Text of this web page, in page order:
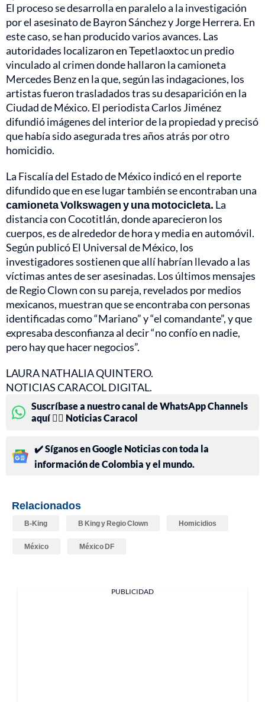
El proceso se desarrolla en paralelo a la investigación
por el asesinato de Bayron Sánchez y Jorge Herrera. En
este caso, se han producido varios avances. Las
autoridades localizaron en Tepetlaoxtoc un predio
vinculado al crimen donde hallaron la camioneta
Mercedes Benz en la que, según las indagaciones, los
artistas fueron trasladados tras su desaparición en la
Ciudad de México. El periodista Carlos Jiménez
difundió imágenes del interior de la propiedad y precisó
que había sido asegurada tres años atrás por otro
homicidio.
La Fiscalía del Estado de México indicó en el reporte
difundido que en ese lugar también se encontraban una
camioneta Volkswagen y una motocicleta. La
distancia con Cocotitlán, donde aparecieron los
cuerpos, es de alrededor de hora y media en automóvil.
Según publicó El Universal de México, los
investigadores sostienen que allí habrían llevado a las
víctimas antes de ser asesinadas. Los últimos mensajes
de Regio Clown con su pareja, revelados por medios
mexicanos, muestran que se encontraba con personas
identificadas como “Mariano” y “el comandante”, y que
expresaba desconfianza al decir “no confío en nadie,
pero hay que hacer negocios”.
LAURA NATHALIA QUINTERO.
NOTICIAS CARACOL DIGITAL.
Suscríbase a nuestro canal de WhatsApp Channels
aquí 👉🏻 Noticias Caracol
✔️ Síganos en Google Noticias con toda la
información de Colombia y el mundo.
Relacionados
B-King B King y Regio Clown Homicidios
México México DF
PUBLICIDAD